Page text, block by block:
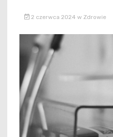
2 czerwca 2024 w Zdrowie